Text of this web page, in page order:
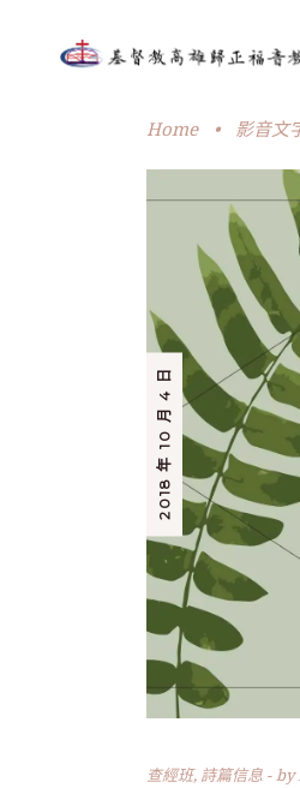
Home • 影音文
2018 年 10 月 4 日
查經班, 詩篇信息 by